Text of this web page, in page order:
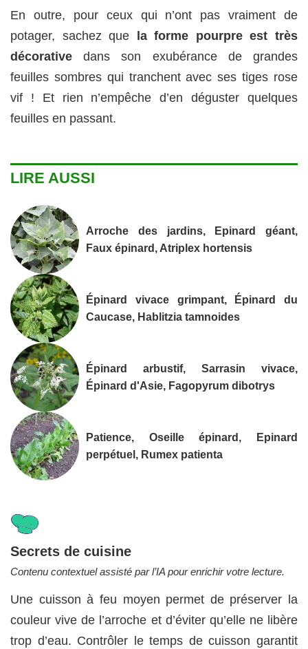
En outre, pour ceux qui n’ont pas vraiment de
potager, sachez que la forme pourpre est très
décorative dans son exubérance de grandes
feuilles sombres qui tranchent avec ses tiges rose
vif ! Et rien n’empêche d’en déguster quelques
feuilles en passant.
LIRE AUSSI
Arroche des jardins, Epinard géant,
Faux épinard, Atriplex hortensis
Épinard vivace grimpant, Épinard du
Caucase, Hablitzia tamnoides
Épinard arbustif, Sarrasin vivace,
Épinard d'Asie, Fagopyrum dibotrys
Patience, Oseille épinard, Epinard
perpétuel, Rumex patienta
Secrets de cuisine
Contenu contextuel assisté par l’IA pour enrichir votre lecture.
Une cuisson à feu moyen permet de préserver la
couleur vive de l’arroche et d’éviter qu’elle ne libère
trop d’eau. Contrôler le temps de cuisson garantit